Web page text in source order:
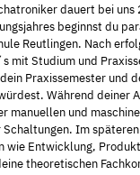
dauert bei uns
beginnst du
Reutlingen. Nach
mit Studium und
Praxissemester und
Während deiner
manuellen und
Im
wie Entwicklung,
theoretischen